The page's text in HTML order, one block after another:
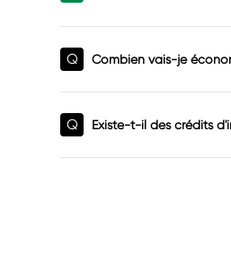
Q Combien vais-je
Q Existe-t-il des crédits